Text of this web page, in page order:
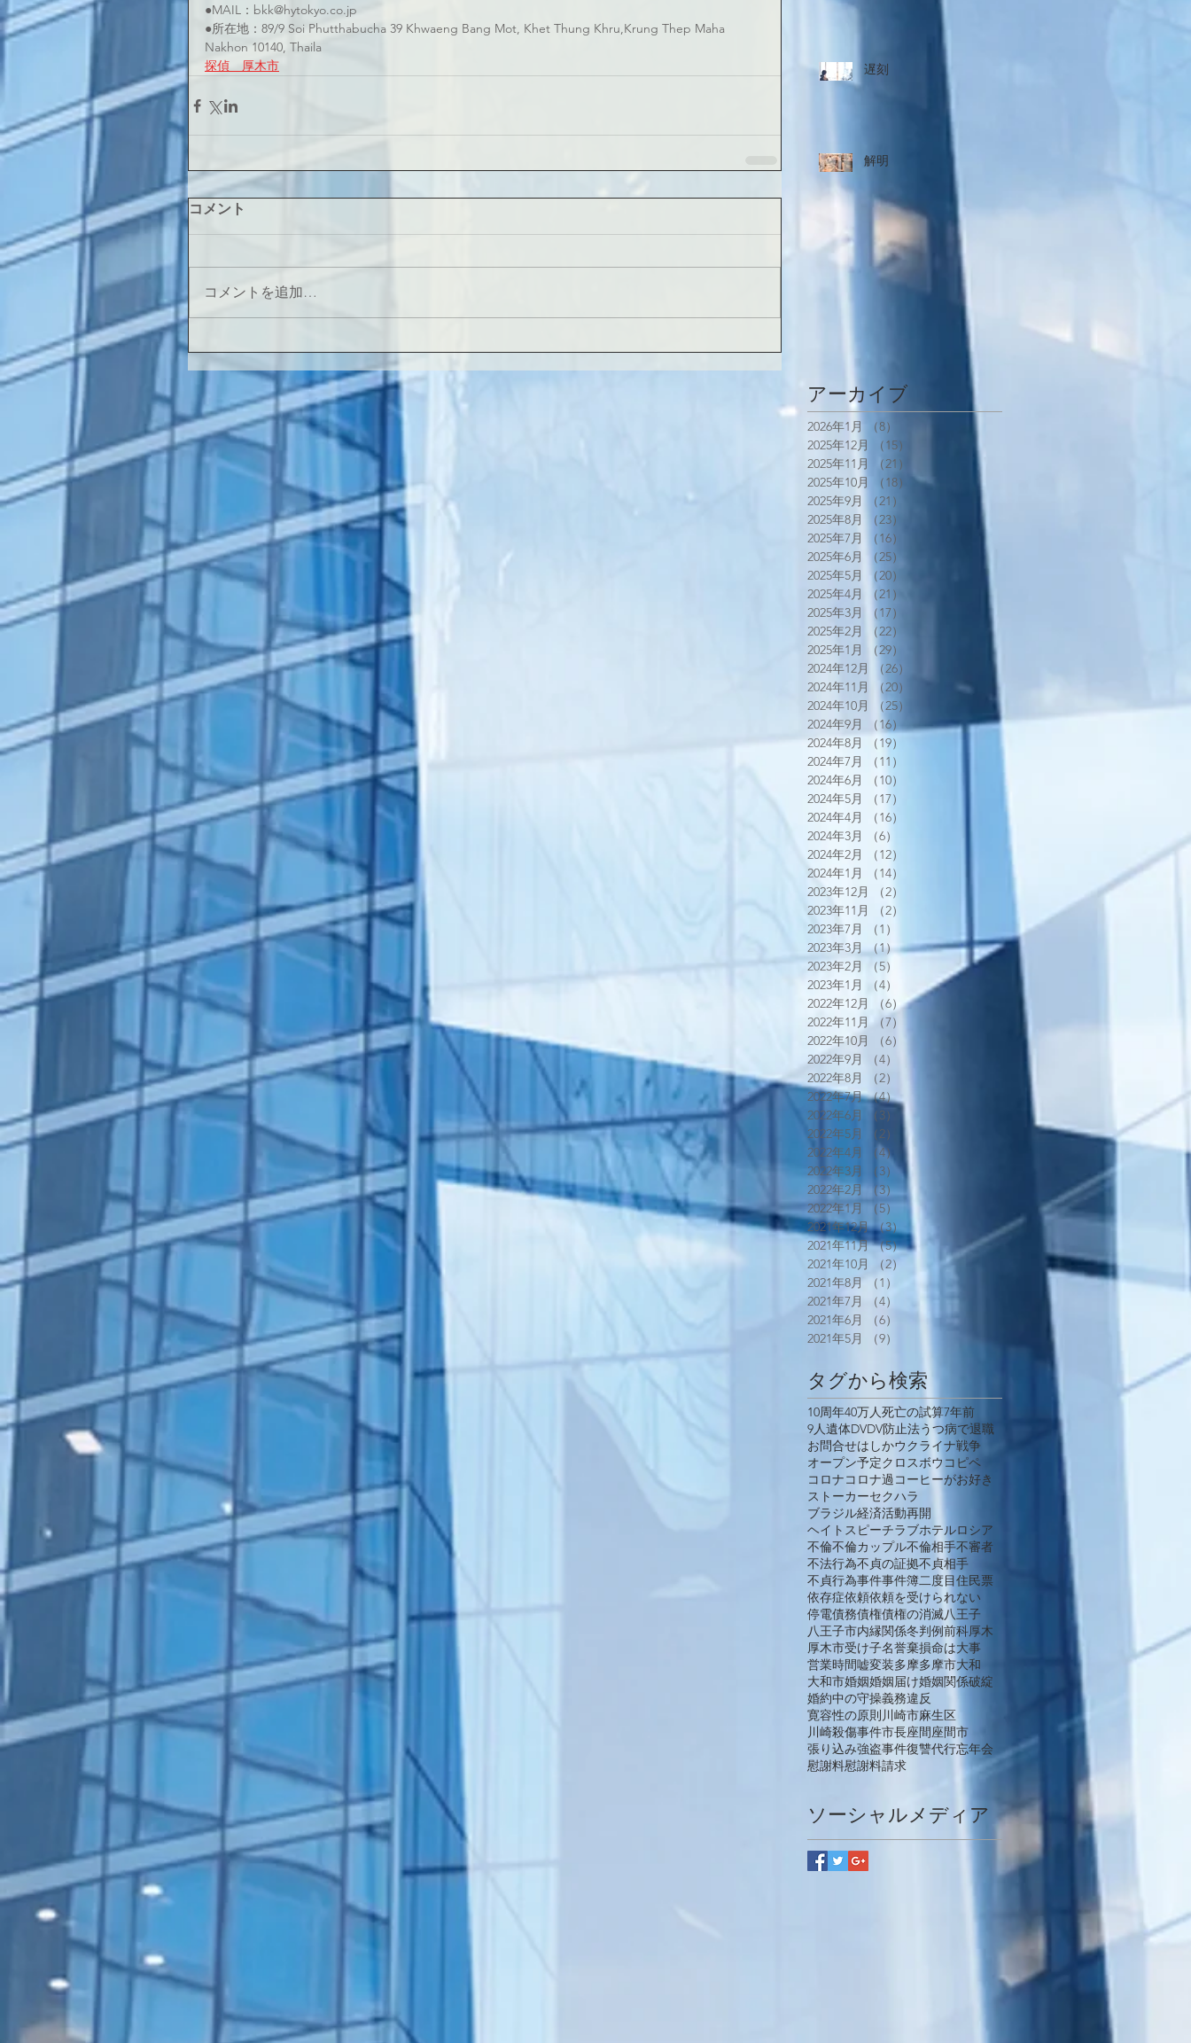
●MAIL：bkk@hytokyo.co.jp
●所在地：89/9 Soi Phutthabucha 39 Khwaeng Bang Mot, Khet Thung Khru,Krung Thep Maha
Nakhon 10140, Thaila
探偵　厚木市
コメント
コメントを追加…
遅刻
解明
アーカイブ
2026年1月 （8）
2025年12月
（15）
2025年11月
（21）
2025年10月
（18）
18件の記事
2025年9月
（21）
2025年8月
（23）
2025年7月
（16）
2025年6月
（25）
2025年5月
（20）
2025年4月
（21）
2025年3月
（17）
2025年2月
（22）
2025年1月
（29）
2024年12月
（26）
2024年11月
（20）
20件の記事
2024年10月
（25）
2024年9月
（16）
16件の記事
2024年8月
（19）
2024年7月
（11）
2024年6月
（10）
2024年5月
（17）
2024年4月
（16）
2024年3月
（6）
2024年2月
（12）
2024年1月
（14）
2023年12月
（2）
2023年11月
（2）
2023年7月
（1）
2023年3月
（1）1件の記事
2023年2月
（5）
2023年1月
（4）
4件の記事
2022年12月
（6）6件の記事
2022年11月
（7）
2022年10月
（6）
2022年9月
（4）
2022年8月
（2）
2022年7月 （4）
2022年6月
（3）
3件の記事
2022年5月
（2）
2022年4月
（4）
4件の記事
2022年3月
（3）3件の記事
2022年2月 （3）3件の記事
2022年1月
（5）
2021年12月 （3）
2021年11月 （5）5件の記事
2021年10月
（2）
2件の記事
2021年8月
（1）
2021年7月
（4）
2021年6月
（6）
2021年5月
（9）
タグから検索
10周年40万人死亡の試算7年前
9人遺体DVDV防止法うつ病で退職
お問合せはしかウクライナ戦争
オープン予定クロスボウ コピペ
コロナコロナ過コーヒーがお好き
ストーカーセクハラ
ブラジル経済活動再開
ヘイトスピーチラブホテルロシア
不倫不倫カップル不倫相手不審者
不法行為不貞の証拠不貞相手
不貞行為事件事件簿二度目住民票
依存症依頼依頼を受けられない
停電債務債権債権の消滅八王子
八王子市内縁関係冬判例前科厚木
厚木市受け子名誉棄損命は大事
営業時間嘘変装多摩多摩市大和
大和市婚姻婚姻届け婚姻関係破綻
婚約中の守操義務違反
寛容性の原則川崎市麻生区
川崎殺傷事件市長座間座間市
張り込み強盗事件復讐代行忘年会
慰謝料慰謝料請求
ソーシャルメディア